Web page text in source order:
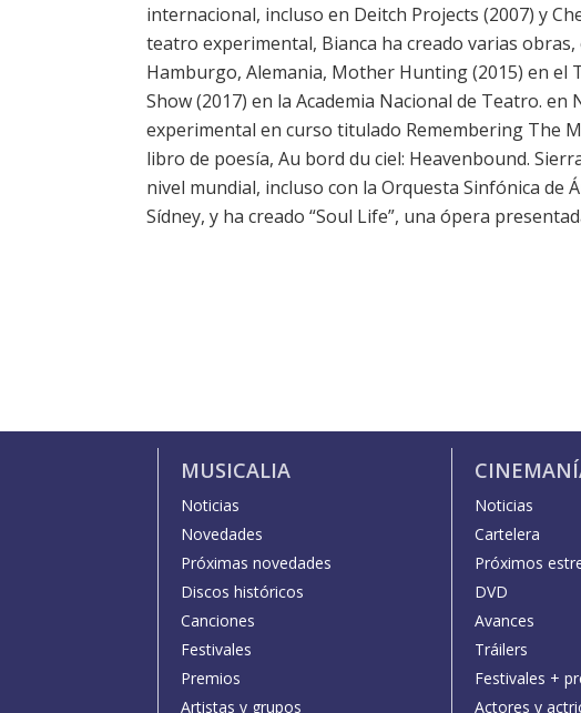
internacional, incluso en Deitch Projects (2007) y
teatro experimental, Bianca ha creado varias
Hamburgo, Alemania, Mother Hunting (2015) en el
Show (2017) en la Academia Nacional de Teatro.
experimental en curso titulado Remembering The
libro de poesía, Au bord du ciel: Heavenbound.
nivel mundial, incluso con la Orquesta Sinfónica de
Sídney, y ha creado “Soul Life”, una ópera
MUSICALIA
Noticias
Novedades
Próximas novedades
Discos históricos
Canciones
Festivales
Premios
Artistas y grupos
Noticias
Cartelera
Próximos
DVD
Avances
Tráilers
Festivales +
Actores y